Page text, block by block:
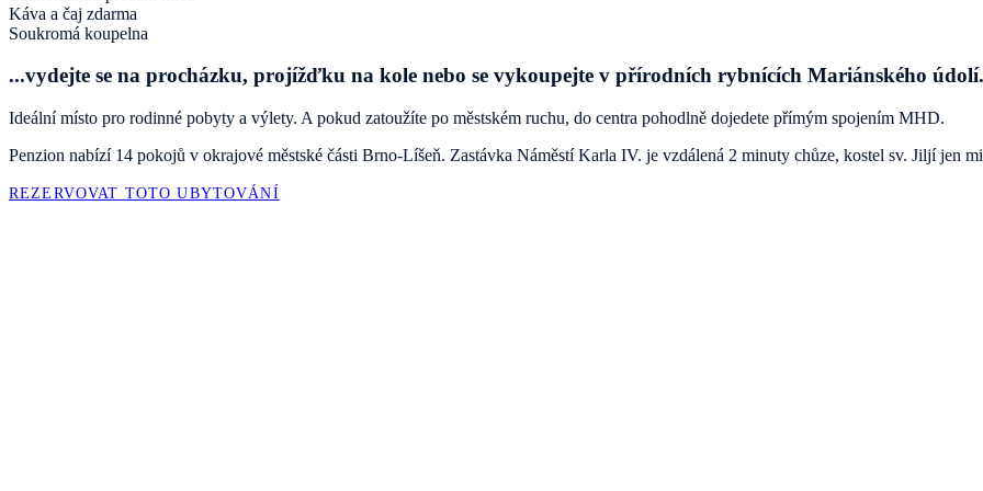
Káva a čaj zdarma
Soukromá koupelna
...vydejte se na procházku, projížďku na kole nebo se vykoupejte v přírodních rybnících Mariánského údolí.
Ideální místo pro rodinné pobyty a výlety. A pokud zatoužíte po městském ruchu, do centra pohodlně dojedete přímým spojením MHD.
Penzion nabízí 14 pokojů v okrajové městské části Brno-Líšeň. Zastávka Náměstí Karla IV. je vzdálená 2 minuty chůze, kostel sv. Jiljí jen
REZERVOVAT TOTO UBYTOVÁNÍ